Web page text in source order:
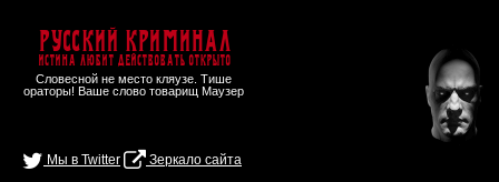
Русский Криминал
Истина любит действовать открыто
Словесной не место кляузе. Тише
ораторы! Ваше слово товарищ Маузер
Мы в Twitter Зеркало сайта